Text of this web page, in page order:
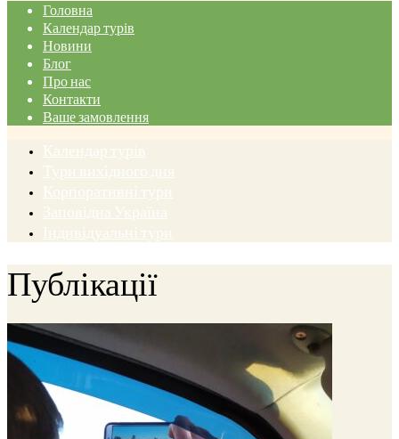
Головна
Календар турів
Новини
Блог
Про нас
Контакти
Ваше замовлення
Календар турів
Тури вихідного дня
Корпоративні тури
Заповідна Україна
Індивідуальні тури
Публікації